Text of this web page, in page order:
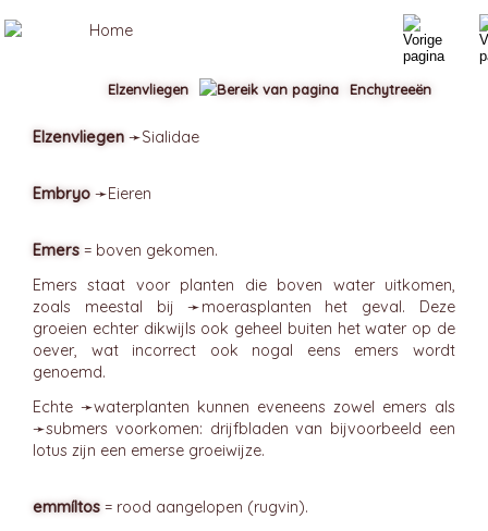
Elzenvliegen ➛Sialidae
Embryo ➛Eieren
Emers = boven gekomen.
Emers staat voor planten die boven water uitkomen,
zoals meestal bij ➛moerasplanten het geval. Deze
groeien echter dikwijls ook geheel buiten het water op de
oever, wat incorrect ook nogal eens emers wordt
genoemd.
Echte ➛waterplanten kunnen eveneens zowel emers als
➛submers voorkomen: drijfbladen van bijvoorbeeld een
lotus zijn een emerse groeiwijze.
emmíltos = rood aangelopen (rugvin).
Elzenvliegen Enchytreeën